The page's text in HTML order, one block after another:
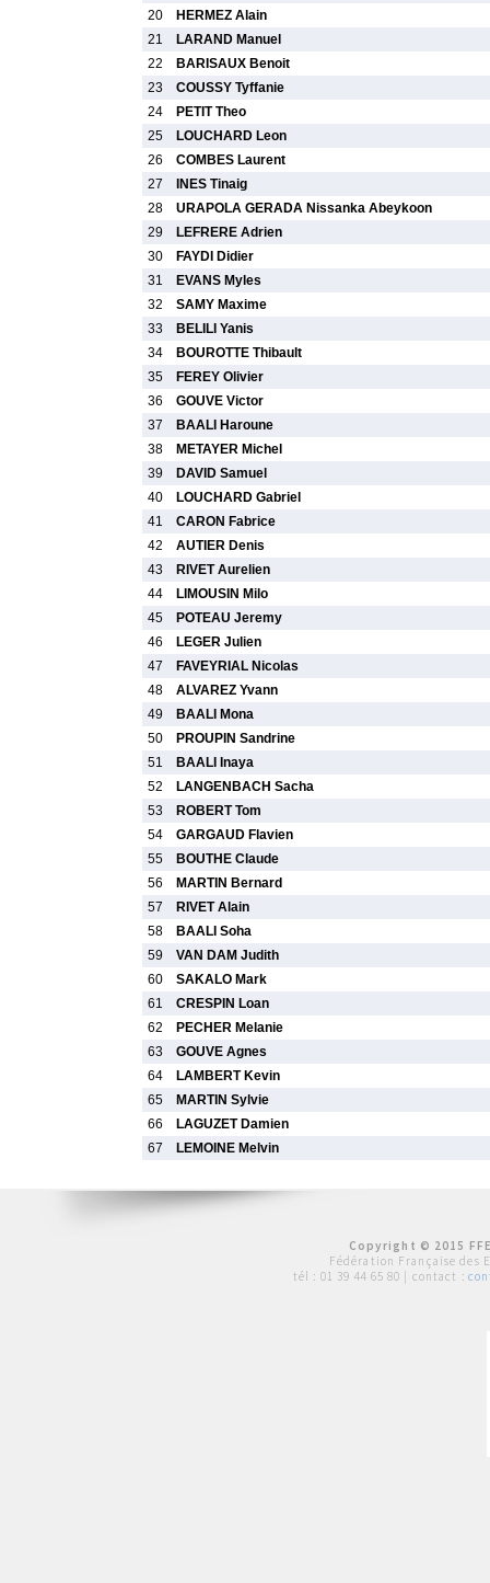
20
HERMEZ Alain
21
LARAND Manuel
22
BARISAUX Benoit
23
COUSSY Tyffanie
24
PETIT Theo
25
LOUCHARD Leon
26
COMBES Laurent
27
INES Tinaig
28
URAPOLA GERADA Nissanka Abeykoon
29
LEFRERE Adrien
30
FAYDI Didier
31
EVANS Myles
32
SAMY Maxime
33
BELILI Yanis
34
BOUROTTE Thibault
35
FEREY Olivier
36
GOUVE Victor
37
BAALI Haroune
38
METAYER Michel
39
DAVID Samuel
40
LOUCHARD Gabriel
41
CARON Fabrice
42
AUTIER Denis
43
RIVET Aurelien
44
LIMOUSIN Milo
45
POTEAU Jeremy
46
LEGER Julien
47
FAVEYRIAL Nicolas
48
ALVAREZ Yvann
49
BAALI Mona
50
PROUPIN Sandrine
51
BAALI Inaya
52
LANGENBACH Sacha
53
ROBERT Tom
54
GARGAUD Flavien
55
BOUTHE Claude
56
MARTIN Bernard
57
RIVET Alain
58
BAALI Soha
59
VAN DAM Judith
60
SAKALO Mark
61
CRESPIN Loan
62
PECHER Melanie
63
GOUVE Agnes
64
LAMBERT Kevin
65
MARTIN Sylvie
66
LAGUZET Damien
67
LEMOINE Melvin
Copyright © 2015
Fédération Française des
tél : 01 39 44 65 80 | contact :